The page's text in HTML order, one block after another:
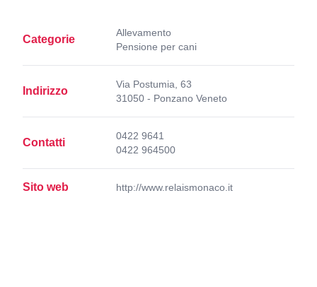
Categorie
Allevamento
Pensione per cani
Indirizzo
Via Postumia, 63
31050 - Ponzano Veneto
Contatti
0422 9641
0422 964500
Sito web http://www.relaismonaco.it